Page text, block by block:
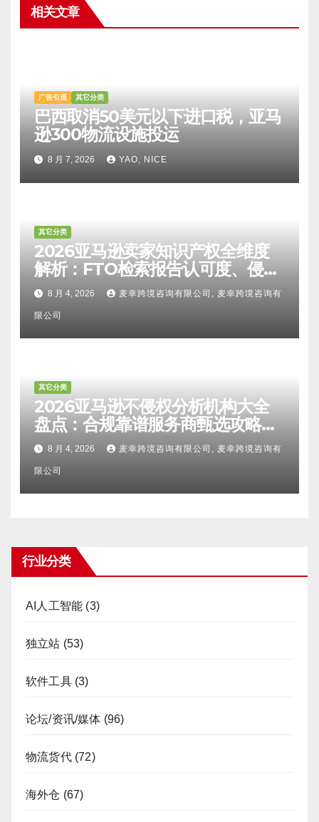
相关文章
广告引流 其它分类
巴西取消50美元以下进口税，亚马
逊300物流设施投运
8 月 7, 2026 YAO, NICE
其它分类
2026亚马逊卖家知识产权全维度
解析：FTO检索报告认可度、侵权
比对区别、TRO应诉方法及服务商
甄选避坑全攻略
8 月 4, 2026 麦幸跨境咨询有限公司, 麦幸跨境咨询有
限公司
其它分类
2026亚马逊不侵权分析机构大全
盘点：合规靠谱服务商甄选攻略、
避坑FAQ及标杆机构实力详解
8 月 4, 2026 麦幸跨境咨询有限公司, 麦幸跨境咨询有
限公司
行业分类
AI人工智能 (3)
独立站 (53)
软件工具(3)
论坛/资讯/媒体 (96)
物流货代(72)
海外仓 (67)